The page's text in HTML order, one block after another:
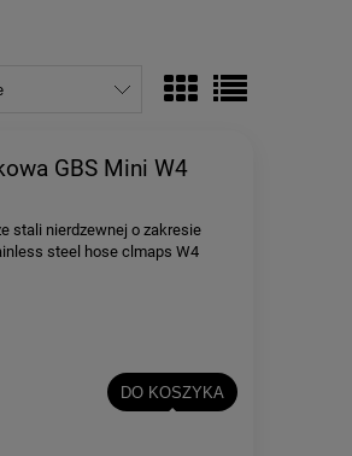
GBS Mini W4
stali nierdzewnej o zakresie
steel hose clmaps W4
DO KOSZYKA